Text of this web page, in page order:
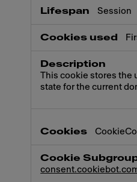
Session
This cookie stores the
state for the current